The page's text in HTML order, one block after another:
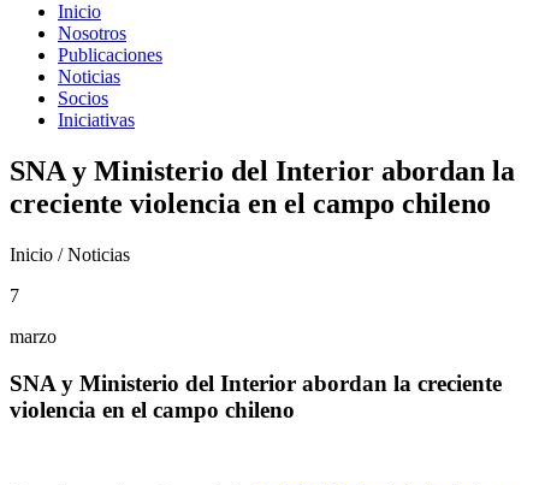
Inicio
Nosotros
Publicaciones
Noticias
Socios
Iniciativas
SNA y Ministerio del Interior abordan la
creciente violencia en el campo chileno
Inicio / Noticias
7
marzo
SNA y Ministerio del Interior abordan la creciente
violencia en el campo chileno